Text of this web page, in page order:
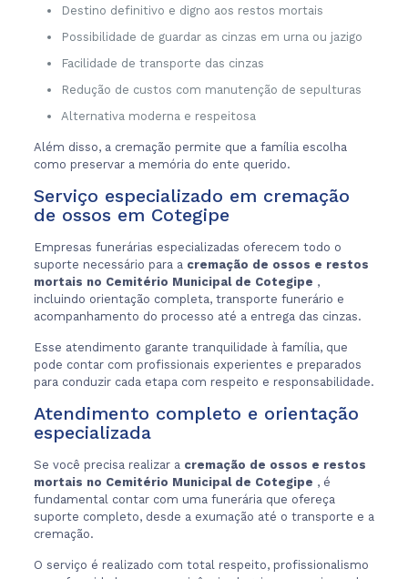
Destino definitivo e digno aos restos mortais
Possibilidade de guardar as cinzas em urna ou jazigo
Facilidade de transporte das cinzas
Redução de custos com manutenção de sepulturas
Alternativa moderna e respeitosa
Além disso, a cremação permite que a família escolha
como preservar a memória do ente querido.
Serviço especializado em cremação
de ossos em Cotegipe
Empresas funerárias especializadas oferecem todo o
suporte necessário para a cremação de ossos e restos
mortais no Cemitério Municipal de Cotegipe ,
incluindo orientação completa, transporte funerário e
acompanhamento do processo até a entrega das cinzas.
Esse atendimento garante tranquilidade à família, que
pode contar com profissionais experientes e preparados
para conduzir cada etapa com respeito e responsabilidade.
Atendimento completo e orientação
especializada
Se você precisa realizar a cremação de ossos e restos
mortais no Cemitério Municipal de Cotegipe , é
fundamental contar com uma funerária que ofereça
suporte completo, desde a exumação até o transporte e a
cremação.
O serviço é realizado com total respeito, profissionalismo